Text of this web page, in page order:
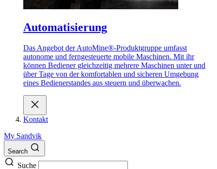
Automatisierung
Das Angebot der AutoMine®-Produktgruppe umfasst
autonome und ferngesteuerte mobile Maschinen. Mit ihr
können Bediener gleichzeitig mehrere Maschinen unter und
über Tage von der komfortablen und sicheren Umgebung
eines Bedienerstandes aus steuern und überwachen.
Kontakt
My Sandvik
Search
Suche